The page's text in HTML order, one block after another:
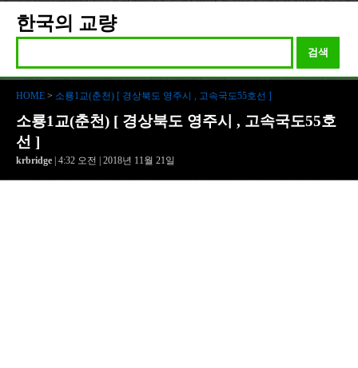
한국의 교량
검색
HOME > 소룡1교(춘천) [ 경상북도 영주시 , 고속국도55호선 ]
소룡1교(춘천) [ 경상북도 영주시 , 고속국도55호
선 ]
krbridge | 4:32 오전 | 2018년 11월 21일